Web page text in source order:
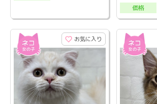
価格
お気に入り